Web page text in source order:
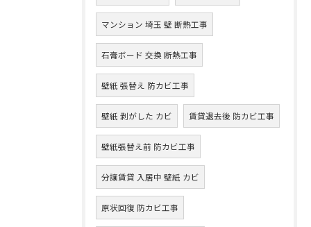
マンション 埼玉 壁 断熱工事
石膏ボード 交換 断熱工事
壁紙 張替え 防カビ工事
壁紙 剥がした カビ 賃貸退去後 防カビ工事
壁紙張替え前 防カビ工事
分譲賃貸 入居中 壁紙 カビ
原状回復 防カビ工事